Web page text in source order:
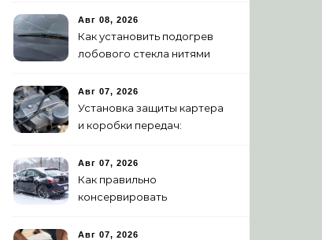
Авг 08, 2026
Как установить подогрев
лобового стекла нитями
Авг 07, 2026
Установка защиты картера
и коробки передач:
Авг 07, 2026
Как правильно
консервировать
пошаговая инструкция
Авг 07, 2026